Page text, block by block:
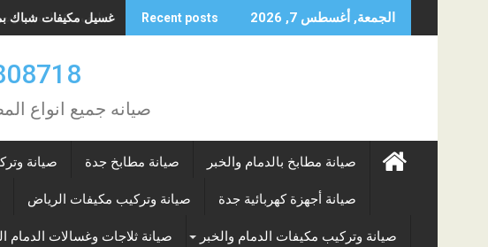
to
الجمعة, أغسطس 7, 2026 Recent posts غسيل مكيفات شباك بمكة
0573808718
صيانه جميع انواع
صيانة مطابخ بالدمام والخبر صيانة مطابخ جدة صيانة
صيانة أجهزة كهربائية جدة صيانة وتركيب مكيفات الرياض
صيانة وتركيب مكيفات الدمام والخبر صيانة ثلاجات وغسالات الدمام